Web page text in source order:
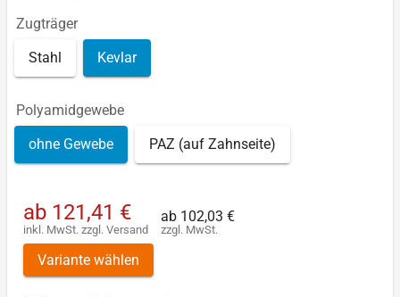
Zugträger
Stahl Kevlar
Polyamidgewebe
ohne Gewebe PAZ (auf Zahnseite)
ab 121,41 €
inkl. MwSt. zzgl. Versand
ab 102,03 €
zzgl. MwSt.
Variante wählen